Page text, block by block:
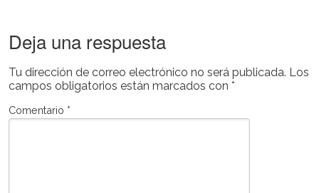
Deja una respuesta
Tu dirección de correo electrónico no será publicada. Los
campos obligatorios están marcados con *
Comentario *